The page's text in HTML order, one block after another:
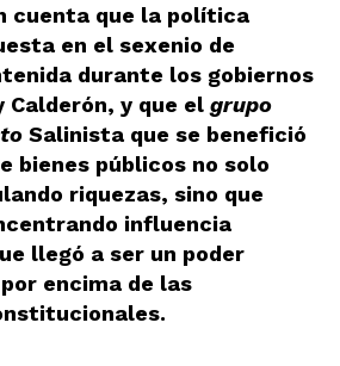
cuenta que la política
en el sexenio de
durante los gobiernos
Calderón, y que el grupo
Salinista que se benefició
bienes públicos no solo
riquezas, sino que
influencia
llegó a ser un poder
encima de las